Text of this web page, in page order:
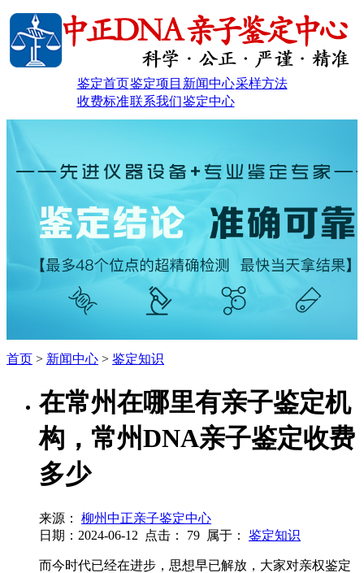
鉴定首页鉴定项目 新闻中心采样方法
收费标准联系我们鉴定中心
首页 > 新闻中心 > 鉴定知识
在常州在哪里有亲子鉴定机
构，常州DNA亲子鉴定收费
多少
来源：
柳州中正亲子鉴定中心
日期：2024-06-12
点击： 79 属于： 鉴定知识
而今时代已经在进步，思想早已解放，大家对亲权鉴定